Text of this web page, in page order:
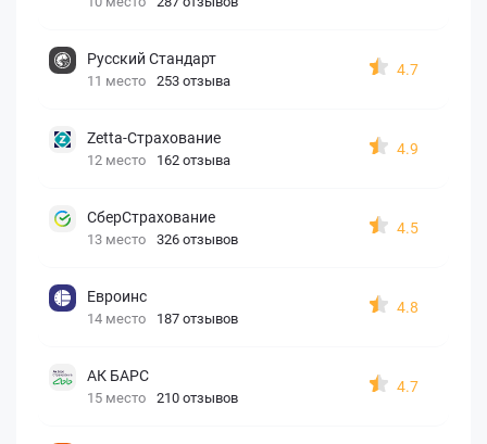
Русский Стандарт
11 место 253 отзыва
4.7
Zetta-Страхование
12 место 162 отзыва
4.9
СберСтрахование
13 место 326 отзывов
4.5
Евроинс
14 место 187 отзывов
4.8
АК БАРС
15 место 210 отзывов
4.7